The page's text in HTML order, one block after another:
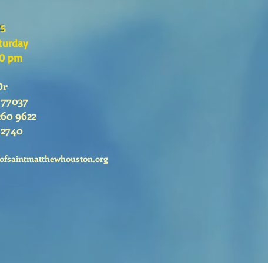
pm
9622